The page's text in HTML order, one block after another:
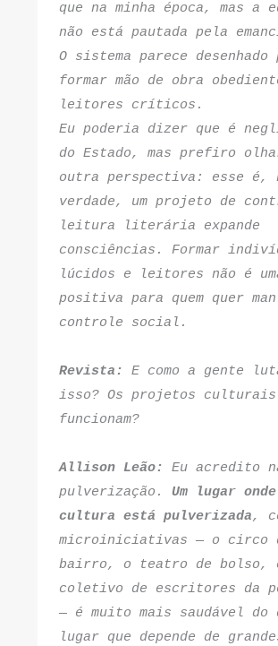
que na minha época, mas a
não está pautada pela
O sistema parece desenhado
formar mão de obra
leitores críticos.
Eu poderia dizer que é
do Estado, mas prefiro
outra perspectiva: esse é,
verdade, um projeto de
leitura literária expande
consciências. Formar
lúcidos e leitores não é
positiva para quem quer
controle social.
Revista:
E como a gente
isso? Os projetos culturais
funcionam?
Allison Leão:
Eu acredito
pulverização. Um lugar
cultura está pulverizada,
microiniciativas — o circo
bairro, o teatro de bolso,
coletivo de escritores da
— é muito mais saudável do
lugar que depende de